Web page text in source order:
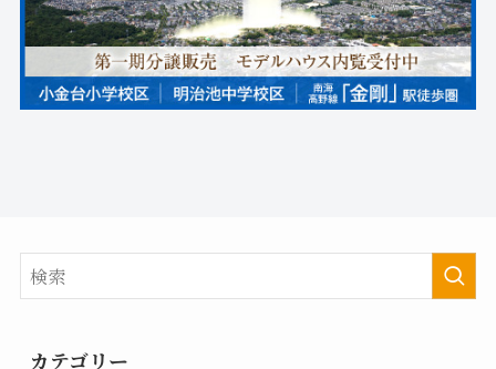
カテゴリー